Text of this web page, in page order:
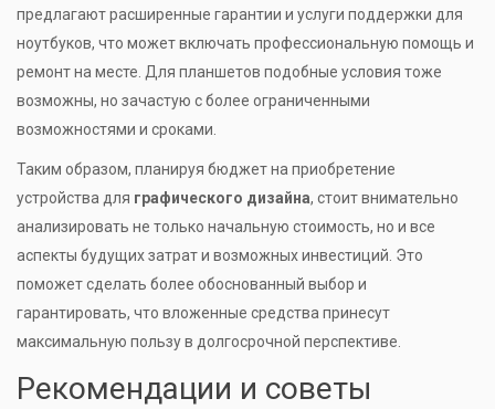
предлагают расширенные гарантии и услуги поддержки для
ноутбуков, что может включать профессиональную помощь и
ремонт на месте. Для планшетов подобные условия тоже
возможны, но зачастую с более ограниченными
возможностями и сроками.
Таким образом, планируя бюджет на приобретение
устройства для графического дизайна, стоит внимательно
анализировать не только начальную стоимость, но и все
аспекты будущих затрат и возможных инвестиций. Это
поможет сделать более обоснованный выбор и
гарантировать, что вложенные средства принесут
максимальную пользу в долгосрочной перспективе.
Рекомендации и советы